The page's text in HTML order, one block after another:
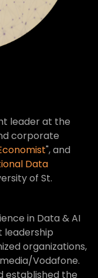
leader at the
corporate
", and
Data
of St.
in Data & AI
leadership
organizations,
Vodafone.
established the